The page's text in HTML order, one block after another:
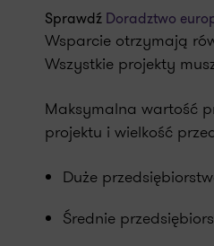
Sprawdź Doradztwo
Wsparcie otrzymają
Wszystkie projekty
Maksymalna wartość
projektu i wielkość
Duże
Średnie